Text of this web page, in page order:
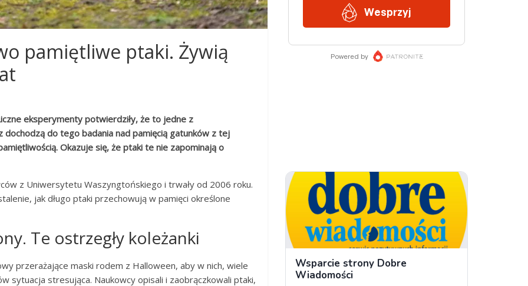
pamiętliwe ptaki. Żywią
eksperymenty potwierdziły, że to jedne z
do tego badania nad pamięcią gatunków z tej
Okazuje się, że ptaki te nie zapominają o
z Uniwersytetu Waszyngtońskiego i trwały od 2006 roku.
jak długo ptaki przechowują w pamięci określone
Te ostrzegły koleżanki
przerażające maski rodem z Halloween, aby w nich, wiele
sytuacja stresująca. Naukowcy opisali i zaobrączkowali ptaki,